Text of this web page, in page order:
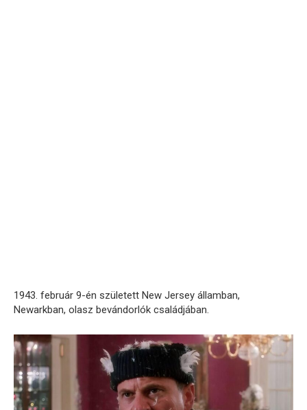
1943. február 9-én született New Jersey államban,
Newarkban, olasz bevándorlók családjában.